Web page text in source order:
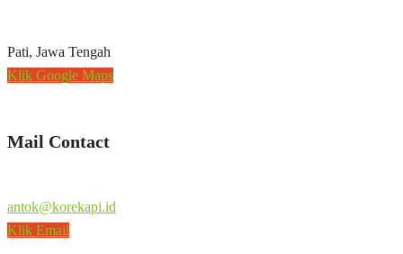
Pati, Jawa Tengah
Klik Google Maps
Mail Contact
antok@korekapi.id
Klik Email